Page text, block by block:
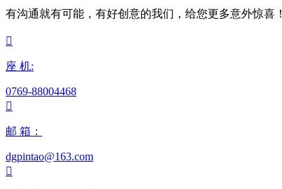
有沟通就有可能，有好创意的我们，给您更多意外惊喜！

座 机:
0769-88004468

邮 箱：
dgpintao@163.com
